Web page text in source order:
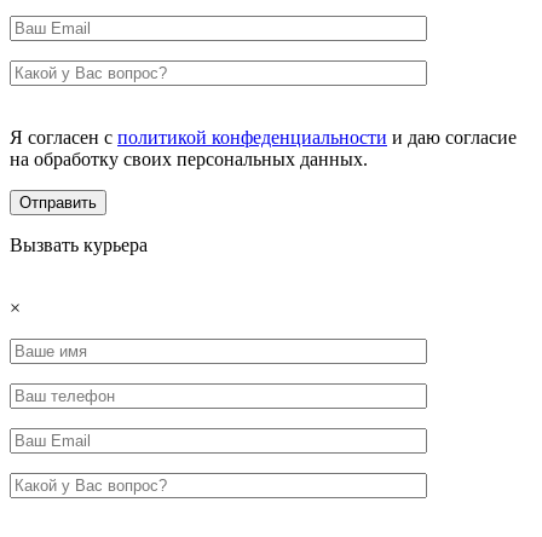
Я согласен с политикой конфеденциальности и даю согласие
на обработку своих персональных данных.
Вызвать курьера
×